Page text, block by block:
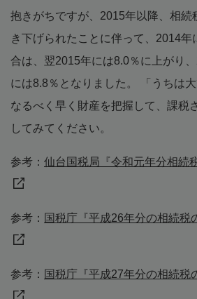
抱きがちですが、2015年以降、相続
き下げられたことに伴って、2014年
合は、翌2015年には8.0％に上がり、
には8.8％となりました。 「うちは大
なるべく早く財産を把握して、課税
してみてください。
参考： 仙台国税局『令和元年分相続
参考： 国税庁『平成26年分の相続税
参考： 国税庁『平成27年分の相続税